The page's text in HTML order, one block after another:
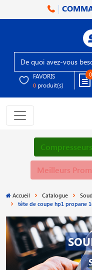
FAVORIS
0 produit(s)
0
Meilleurs
Accueil Catalogue
tête de coupe hp1 propane